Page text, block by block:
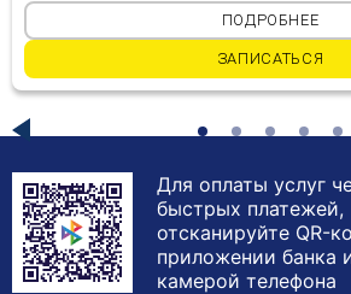
ПОДРОБНЕЕ
ЗАПИСАТЬСЯ
Для оплаты услуг
быстрых платежей,
отсканируйте QR-
приложении банка
камерой телефона